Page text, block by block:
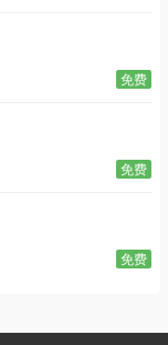
免费
免费
免费